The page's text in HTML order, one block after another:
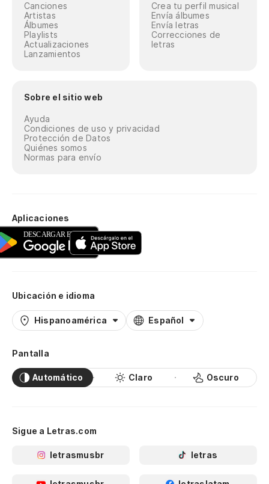
Canciones
Artistas
Álbumes
Playlists
Actualizaciones
Lanzamientos
Crea tu perfil musical
Envía álbumes
Envía letras
Correcciones de
letras
Sobre el sitio web
Ayuda
Condiciones de uso y privacidad
Protección de Datos
Quiénes somos
Normas para envío
Aplicaciones
Ubicación e idioma
Hispanoamérica Español
Pantalla
Automático Claro Oscuro
Sigue a Letras.com
letrasmusbr letras